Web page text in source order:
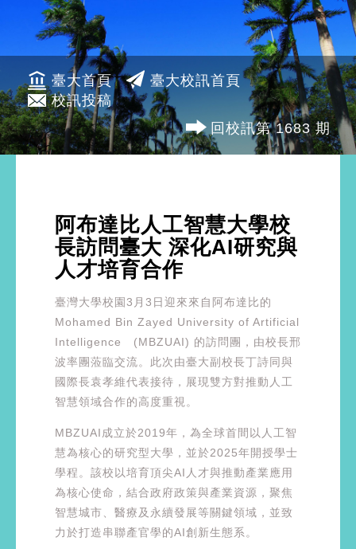
臺大首頁
臺大校訊首頁
校訊投稿
回校訊第 1683 期
阿布達比人工智慧大學校
長訪問臺大 深化AI研究與
人才培育合作
臺灣大學校園3月3日迎來來自阿布達比的
Mohamed Bin Zayed University of Artificial
Intelligence (MBZUAI) 的訪問團，由校長邢
波率團蒞臨交流。此次由臺大副校長丁詩同與
國際長袁孝維代表接待，展現雙方對推動人工
智慧領域合作的高度重視。
MBZUAI成立於2019年，為全球首間以人工智
慧為核心的研究型大學，並於2025年開授學士
學程。該校以培育頂尖AI人才與推動產業應用
為核心使命，結合政府政策與產業資源，聚焦
智慧城市、醫療及永續發展等關鍵領域，並致
力於打造串聯產官學的AI創新生態系。